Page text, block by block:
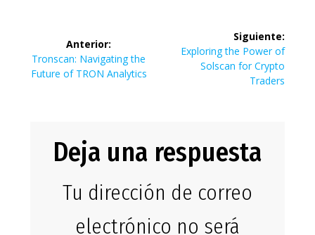
de
entradas
Anterior:
Entrada
anterior:
Tronscan: Navigating the
Future of TRON Analytics
Siguiente:
Siguiente
entrada:
Exploring the Power of
Solscan for Crypto
Traders
Deja una respuesta
Tu dirección de correo
electrónico no será